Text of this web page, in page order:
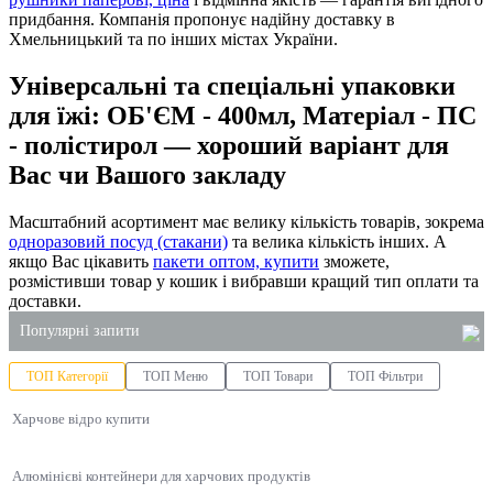
придбання. Компанія пропонує надійну доставку в
Хмельницький та по інших містах України.
Універсальні та спеціальні упаковки
для їжі: ОБ'ЄМ - 400мл, Матеріал - ПС
- полістирол — хороший варіант для
Вас чи Вашого закладу
Масштабний асортимент має велику кількість товарів, зокрема
одноразовий посуд (стакани) та велика кількість інших. А
якщо Вас цікавить пакети оптом, купити зможете,
розмістивши товар у кошик і вибравши кращий тип оплати та
доставки.
Популярні запити
пластикові упаковки для тортів
полістирол для харчових продуктів
замовити пакети київ
ТОП Категорії ТОП Меню ТОП Товари ТОП Фільтри
Харчове відро купити
Алюмінієві контейнери для харчових продуктів